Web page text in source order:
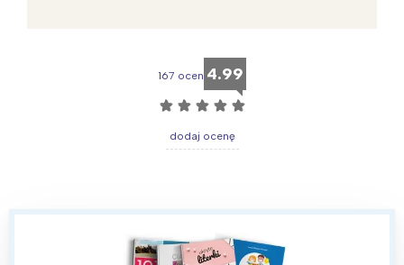
167 ocen 4.99
☆ ☆ ☆ ☆ ☆
dodaj ocenę